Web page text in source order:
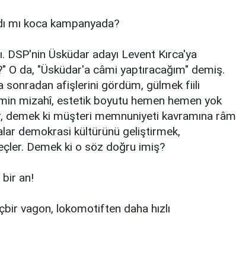
mı koca kampanyada?
Üsküdar adayı Levent Kırca'ya
O da, "Üsküdar'a câmi yaptıracağım" demiş.
sonradan afişlerini gördüm, gülmek fiili
mizahî, estetik boyutu hemen hemen yok
demek ki müşteri memnuniyeti kavramına râm
demokrasi kültürünü geliştirmek,
Demek ki o söz doğru imiş?
an!
vagon, lokomotiften daha hızlı